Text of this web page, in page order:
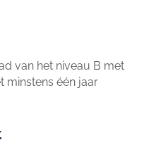
van het niveau B met
minstens één jaar